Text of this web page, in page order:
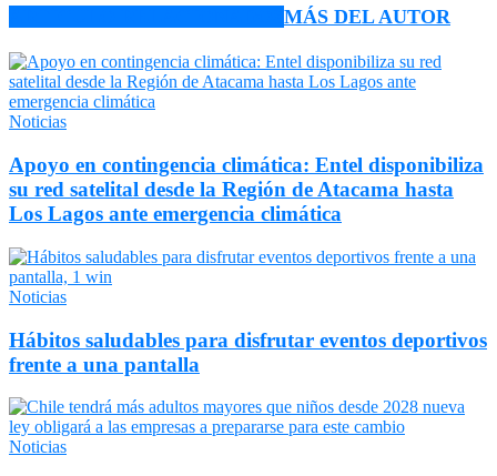
MÁS DEL AUTOR
Noticias
Apoyo en contingencia climática: Entel disponibiliza
su red satelital desde la Región de Atacama hasta
Los Lagos ante emergencia climática
Noticias
Hábitos saludables para disfrutar eventos deportivos
frente a una pantalla
Noticias